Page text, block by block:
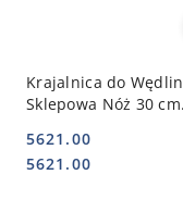
Krajalnica do
Sklepowa Nóż 30 cm
Cena:
5621.00
Cena:
5621.00